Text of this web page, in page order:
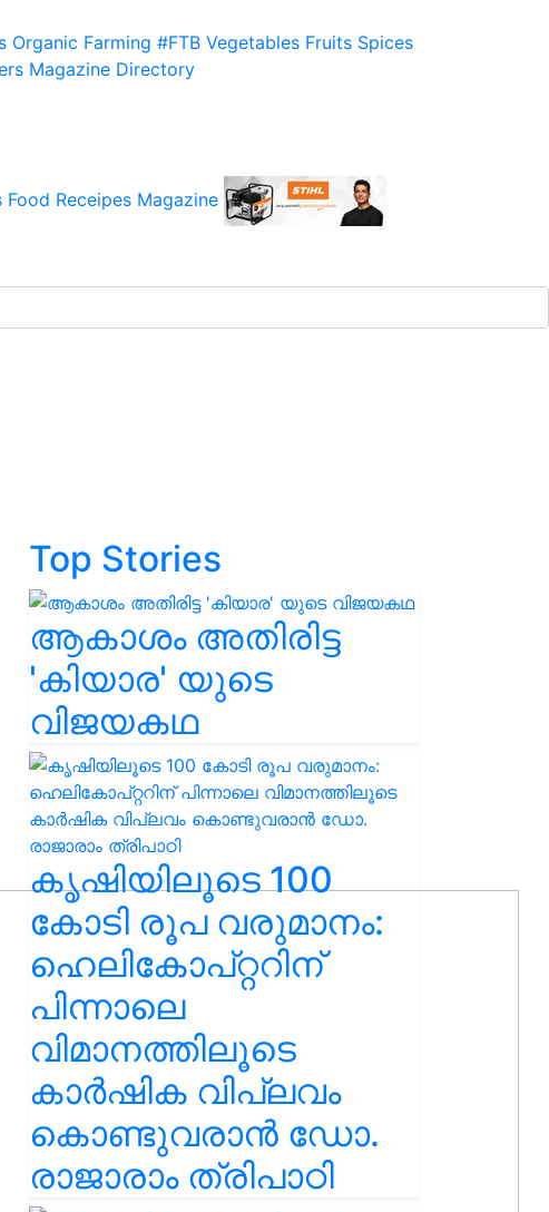
Organic Farming #FTB Vegetables Fruits Spices
Magazine Directory
Food Receipes Magazine
Top Stories
ആകാശം അതിരിട്ട
'കിയാര' യുടെ
വിജയകഥ
കൃഷിയിലൂടെ 100
കോടി രൂപ വരുമാനം:
ഹെലികോപ്റ്ററിന്
പിന്നാലെ
വിമാനത്തിലൂടെ
കാർഷിക വിപ്ലവം
കൊണ്ടുവരാൻ ഡോ.
രാജാരാം ത്രിപാഠി